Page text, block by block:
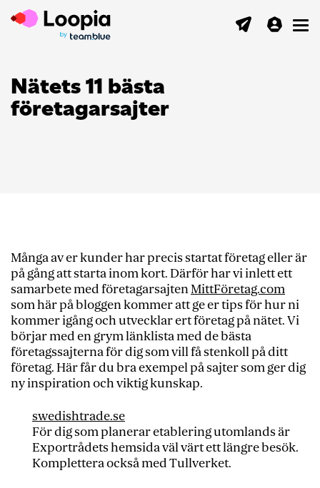
Nätets 11 bästa
företagarsajter
Många av er kunder har precis startat företag eller är
på gång att starta inom kort. Därför har vi inlett ett
samarbete med företagarsajtenMittFöretag.com
som här på bloggen kommer att ge er tips för hur ni
kommer igång och utvecklar ert företag på nätet. Vi
börjar med en grym länklista med de bästa
företagssajterna för dig som vill få stenkoll på ditt
företag. Här får du bra exempel på sajter som ger dig
ny inspiration och viktig kunskap.
swedishtrade.se
För dig som planerar etablering utomlands är
Exportrådets hemsida väl värt ett längre besök.
Komplettera också med Tullverket.